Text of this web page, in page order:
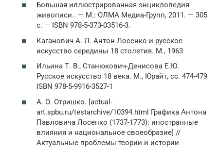
Большая иллюстрированная энциклопедия
живописи.. — М.: ОЛМА Медиа-Групп, 2011. — 305
с. — ISBN 978-5-373-03516-3.
Каганович А. Л. Антон Лосенко и русское
искусство середины 18 столетия. М., 1963
Ильина Т. В., Станюкович-Денисова Е.Ю.
Русское искусство 18 века. М., Юрайт, сc. 474-479
ISBN 978-5-9916-3527-1
А. О. Отришко. [actual-
art.spbu.ru/testarchive/10394.html Графика Антона
Павловича Лосенко (1737-1773): иностранные
влияния и национальное своеобразие] //
Актуальные проблемы теории и истории